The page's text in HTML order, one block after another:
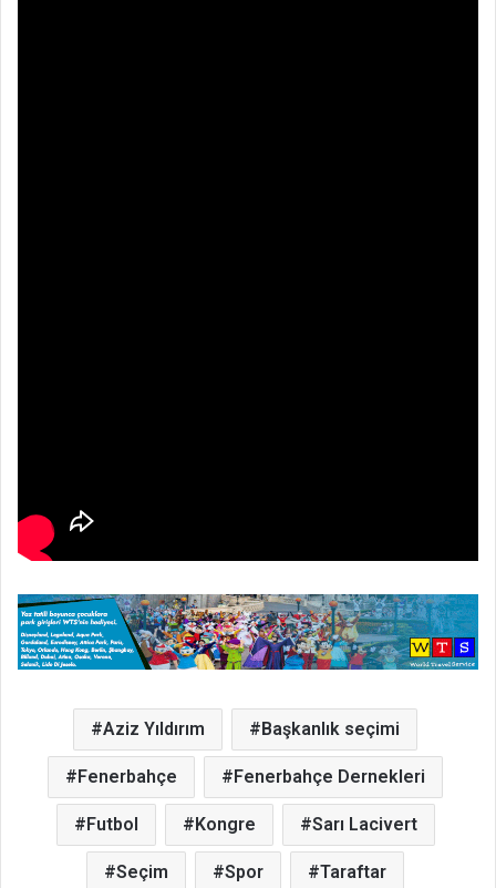
Aziz Yıldırım Başkanlık seçimi
Fenerbahçe Fenerbahçe Dernekleri
Futbol Kongre Sarı Lacivert
Seçim Spor Taraftar